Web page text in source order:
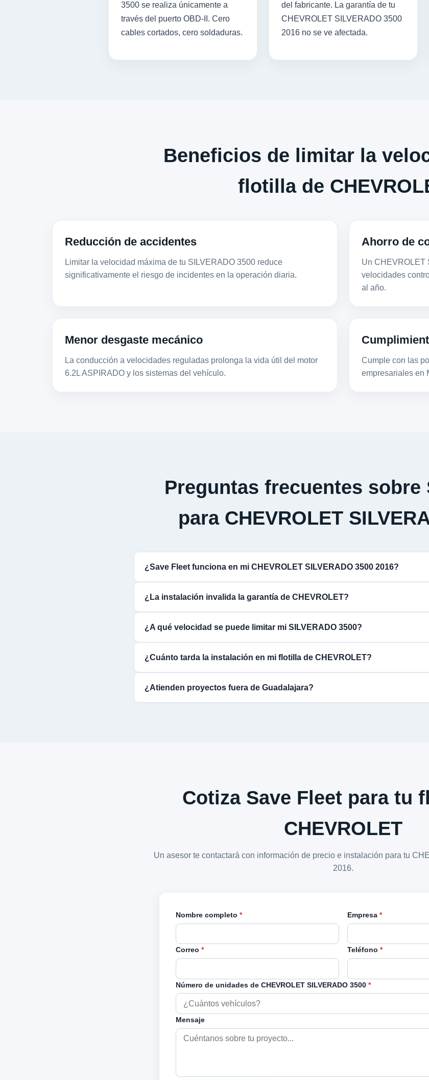
3500 se realiza únicamente a
través del puerto OBD-II. Cero
cables cortados, cero soldaduras.
del fabricante. La garantía de tu
CHEVROLET SILVERADO 3500
2016 no se ve afectada.
Beneficios de limitar la
flotilla de
Reducción de accidentes
Limitar la velocidad máxima de tu SILVERADO 3500 reduce
significativamente el riesgo de incidentes en la operación diaria.
Ahorro de
Un CHEVROLET
velocidades
al año.
Menor desgaste mecánico
La conducción a velocidades reguladas prolonga la vida útil del motor
6.2L ASPIRADO y los sistemas del vehículo.
Cumple con las
empresariales en
Preguntas frecuentes sobre
para CHEVROLET
¿Save Fleet funciona en mi CHEVROLET SILVERADO 3500 2016?
¿La instalación invalida la garantía de CHEVROLET?
¿A qué velocidad se puede limitar mi SILVERADO 3500?
¿Cuánto tarda la instalación en mi flotilla de CHEVROLET?
¿Atienden proyectos fuera de Guadalajara?
Cotiza Save Fleet para tu
CHEVROLET
Un asesor te contactará con información de precio e instalación para tu
2016.
Nombre completo * Empresa *
Correo * Teléfono *
Número de unidades de CHEVROLET SILVERADO 3500 *
Mensaje